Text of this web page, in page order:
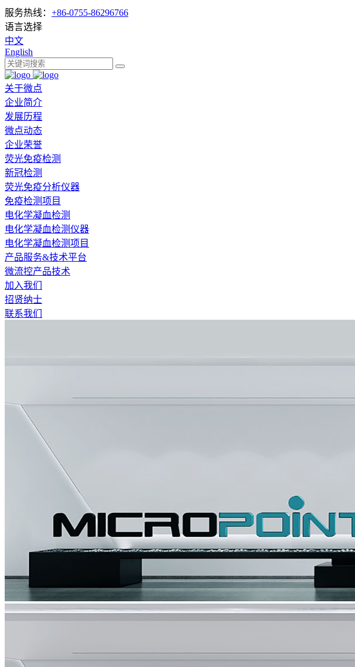
服务热线： +86-0755-86296766
语言选择
中文
English
关于微点
企业简介
发展历程
微点动态
企业荣誉
荧光免疫检测
新冠检测
荧光免疫分析仪器
免疫检测项目
电化学凝血检测
电化学凝血检测仪器
电化学凝血检测项目
产品服务&技术平台
微流控产品技术
加入我们
招贤纳士
联系我们